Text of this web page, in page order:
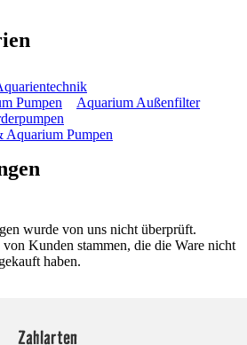
Pumpen
Aquarium Außenfilter
Aquarium Pumpen
wurde von uns nicht überprüft.
Kunden stammen, die die Ware nicht
haben.
Zahlarten